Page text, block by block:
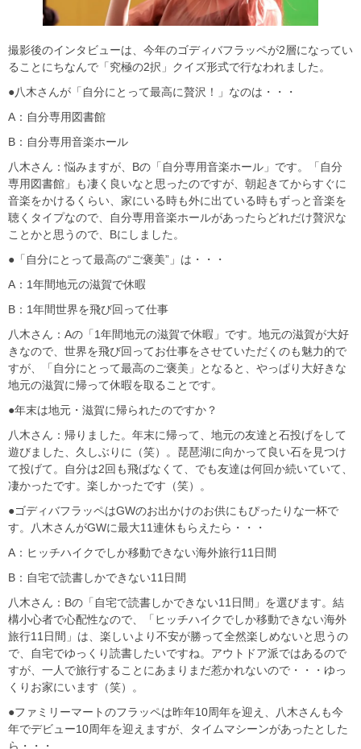
撮影後のインタビューは、今年のゴディバフラッペが2層になってい
ることにちなんで「究極の2択」クイズ形式で行なわれました。
●八木さんが「自分にとって最高に贅沢！」なのは・・・
A：自分専用図書館
B：自分専用音楽ホール
八木さん：悩みますが、Bの「自分専用音楽ホール」です。「自分
専用図書館」も凄く良いなと思ったのですが、朝起きてからすぐに
音楽をかけるくらい、家にいる時も外に出ている時もずっと音楽を
聴くタイプなので、自分専用音楽ホールがあったらどれだけ贅沢な
ことかと思うので、Bにしました。
●「自分にとって最高の“ご褒美”」は・・・
A：1年間地元の滋賀で休暇
B：1年間世界を飛び回って仕事
八木さん：Aの「1年間地元の滋賀で休暇」です。地元の滋賀が大好
きなので、世界を飛び回ってお仕事をさせていただくのも魅力的で
すが、「自分にとって最高のご褒美」となると、やっぱり大好きな
地元の滋賀に帰って休暇を取ることです。
●年末は地元・滋賀に帰られたのですか？
八木さん：帰りました。年末に帰って、地元の友達と石投げをして
遊びました、久しぶりに（笑）。琵琶湖に向かって良い石を見つけ
て投げて。自分は2回も飛ばなくて、でも友達は何回か続いていて、
凄かったです。楽しかったです（笑）。
●ゴディバフラッペはGWのお出かけのお供にもぴったりな一杯で
す。八木さんがGWに最大11連休もらえたら・・・
A：ヒッチハイクでしか移動できない海外旅行11日間
B：自宅で読書しかできない11日間
八木さん：Bの「自宅で読書しかできない11日間」を選びます。結
構小心者で心配性なので、「ヒッチハイクでしか移動できない海外
旅行11日間」は、楽しいより不安が勝って全然楽しめないと思うの
で、自宅でゆっくり読書したいですね。アウトドア派ではあるので
すが、一人で旅行することにあまりまだ惹かれないので・・・ゆっ
くりお家にいます（笑）。
●ファミリーマートのフラッペは昨年10周年を迎え、八木さんも今
年でデビュー10周年を迎えますが、タイムマシーンがあったとした
ら・・・